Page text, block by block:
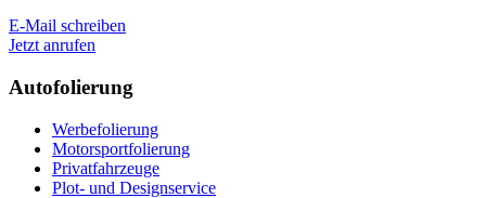
E-Mail schreiben
Jetzt anrufen
Autofolierung
Werbefolierung
Motorsportfolierung
Privatfahrzeuge
Plot- und Designservice